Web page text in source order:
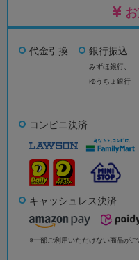
代金引換 銀行振込
みずほ銀行、
ゆうちょ銀行
コンビニ決済
キャッシュレス決済
※一部ご利用いただけない商品がご